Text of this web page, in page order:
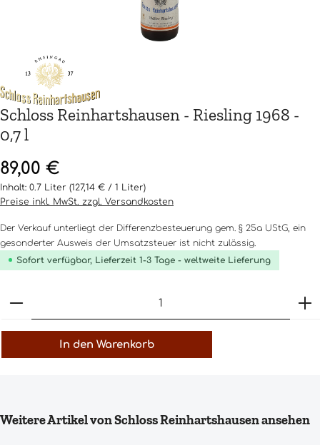
Schloss Reinhartshausen - Riesling 1968 -
0,7 l
Regulärer Preis:
89,00 €
Inhalt: 0.7 Liter (127,14 € / 1 Liter)
Preise inkl. MwSt. zzgl. Versandkosten
Der Verkauf unterliegt der Differenzbesteuerung gem. § 25a UStG, ein
gesonderter Ausweis der Umsatzsteuer ist nicht zulässig.
Sofort verfügbar, Lieferzeit 1-3 Tage - weltweite Lieferung
Produkt Anzahl: Gib den gewünschten Wert
In den Warenkorb
Produktgalerie überspringen
Weitere Artikel von Schloss Reinhartshausen ansehen